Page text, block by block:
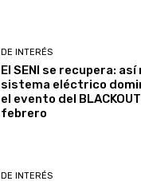
DE INTERÉS
El SENI se recupera:
sistema eléctrico
el evento del
febrero
DE INTERÉS